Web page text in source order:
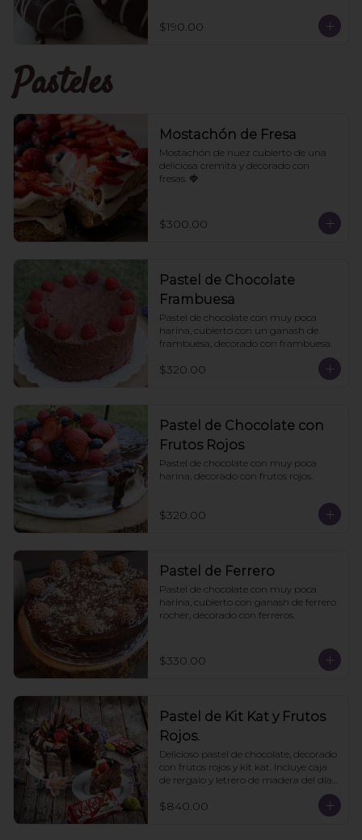
$190.00
Pasteles
Mostachón de Fresa
Mostachón de nuez cubierto de una
deliciosa cremita y decorado con
fresas. 🍓
$300.00
Pastel de Chocolate
Frambuesa
Pastel de chocolate con muy poca
harina, cubierto con un ganash de
frambuesa, decorado con frambuesa.
$320.00
Pastel de Chocolate con
Frutos Rojos
Pastel de chocolate con muy poca
harina, decorado con frutos rojos.
$320.00
Pastel de Ferrero
Pastel de chocolate con muy poca
harina, cubierto con ganash de ferrero
rocher, decorado con ferreros.
$330.00
Pastel de Kit Kat y Frutos
Rojos.
Delicioso pastel de chocolate, decorado
con frutos rojos y kit kat. Incluye caja
de rergalo y letrero de madera del día
de las madres. 10- 12 personas. Pedir
con un día de anticipación
$840.00